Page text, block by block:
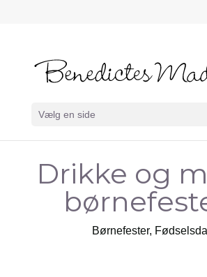
Vælg en side
Drikke og
Børnefester,